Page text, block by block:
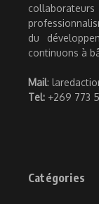
du
continuons à
Mail:
Tel: +269 773
Catégories